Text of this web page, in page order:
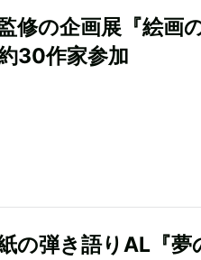
修の企画展『絵画
30作家参加
の弾き語りAL『